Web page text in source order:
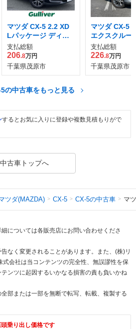
マツダ CX-5 2.2 XD
Lパッケージ ディー
ゼルターボ
支払総額
206.8万円
千葉県茂原市
マツダ CX-5
エクスクルー
ード ディー
ボ
支払総額
226.8万円
千葉県茂原市
の中古車をもっと見る
するとお気に入りに登録や複数見積もりがで
中古車トップへ
ツダ(MAZDA) CX-5 CX-5の中古車 マ
については各販売店にお問い合わせくださ
なく変更されることがあります。また、(株)リ
式会社は当コンテンツの完全性、無誤謬性を保
ンツに起因するいかなる損害の責も負いかね
部または一部を無断で転写、転載、複製する
乗り出し価格です